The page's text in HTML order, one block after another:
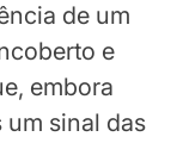
de um
e
embora
um sinal das